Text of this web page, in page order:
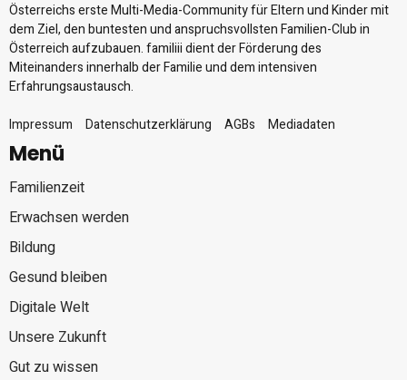
Österreichs erste Multi-Media-Community für Eltern und Kinder mit
dem Ziel, den buntesten und anspruchsvollsten Familien-Club in
Österreich aufzubauen. familiii dient der Förderung des
Miteinanders innerhalb der Familie und dem intensiven
Erfahrungsaustausch.
Impressum
Datenschutzerklärung AGBs Mediadaten
Menü
Familienzeit
Erwachsen werden
Bildung
Gesund bleiben
Digitale Welt
Unsere Zukunft
Gut zu wissen